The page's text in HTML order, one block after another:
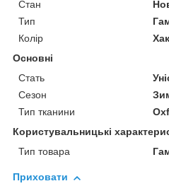
Стан
Тип
Колір
Основні
Стать
Сезон
Тип тканини
Користувальницькі
Тип товара
Приховати